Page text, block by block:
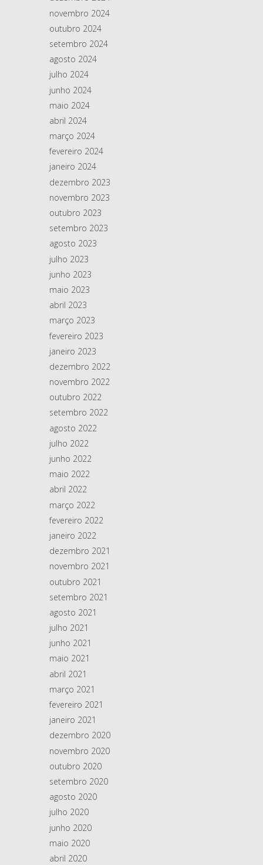
novembro 2024
outubro 2024
setembro 2024
agosto 2024
julho 2024
junho 2024
maio 2024
abril 2024
março 2024
fevereiro 2024
janeiro 2024
dezembro 2023
novembro 2023
outubro 2023
setembro 2023
agosto 2023
julho 2023
junho 2023
maio 2023
abril 2023
março 2023
fevereiro 2023
janeiro 2023
dezembro 2022
novembro 2022
outubro 2022
setembro 2022
agosto 2022
julho 2022
junho 2022
maio 2022
abril 2022
março 2022
fevereiro 2022
janeiro 2022
dezembro 2021
novembro 2021
outubro 2021
setembro 2021
agosto 2021
julho 2021
junho 2021
maio 2021
abril 2021
março 2021
fevereiro 2021
janeiro 2021
dezembro 2020
novembro 2020
outubro 2020
setembro 2020
agosto 2020
julho 2020
junho 2020
maio 2020
abril 2020